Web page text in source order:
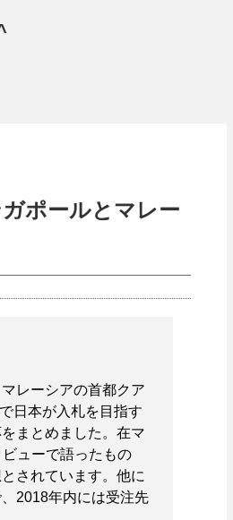
ポールとマレー
レーシアの首都クア
日本が入札を目指す
まとめました。在マ
ューで語ったもの
されています。他に
2018年内には受注先